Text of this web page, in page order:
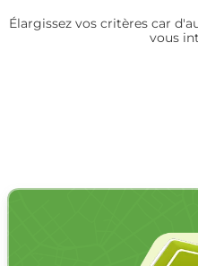
Élargissez vos critères car
vous